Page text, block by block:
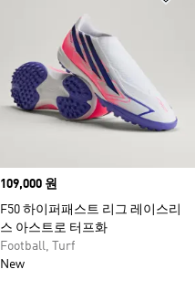
Price
109,000 원
F50 하이퍼패스트 리그 레이스리
스 아스트로 터프화
Football, Turf
New